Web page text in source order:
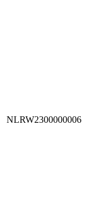
NLRW2300000006